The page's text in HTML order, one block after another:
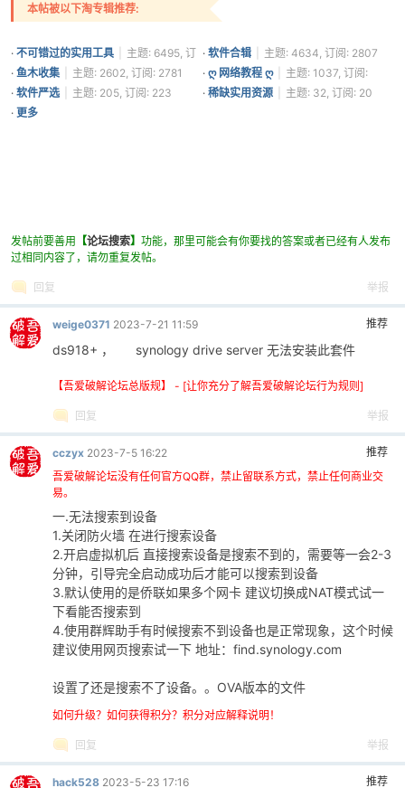
本帖被以下淘专辑推荐:
· 不可错过的实用工具
主题: 6495, 订
阅: 3707
· 软件合辑
主题: 4634, 订阅: 2807
· 鱼木收集 主题: 2602, 订阅: 2781 · ღ 网络教程 ღ
主题: 1037, 订阅:
2019
· 软件严选 主题: 205, 订阅: 223 · 稀缺实用资源
主题: 32, 订阅: 20
· 更多
发帖前要善用 【论坛搜索】 功能，那里可能会有你要找的答案或者已经有人发布
过相同内容了，请勿重复发帖。
回复 举报
推荐
weige0371 2023-7-21 11:59
ds918+ ， synology drive server 无法安装此套件
【吾爱破解论坛总版规】 - [让你充分了解吾爱破解论坛行为规则]
回复 举报
推荐
cczyx 2023-7-5 16:22
吾爱破解论坛没有任何官方QQ群，禁止留联系方式，禁止任何商业交
易。
一.无法搜索到设备
1.关闭防火墙 在进行搜索设备
2.开启虚拟机后 直接搜索设备是搜索不到的，需要等一会2-3
分钟，引导完全启动成功后才能可以搜索到设备
3.默认使用的是侨联如果多个网卡 建议切换成NAT模式试一
下看能否搜索到
4.使用群辉助手有时候搜索不到设备也是正常现象，这个时候
建议使用网页搜索试一下 地址：find.synology.com
设置了还是搜索不了设备。。OVA版本的文件
如何升级？如何获得积分？积分对应解释说明！
回复 举报
推荐
hack528 2023-5-23 17:16